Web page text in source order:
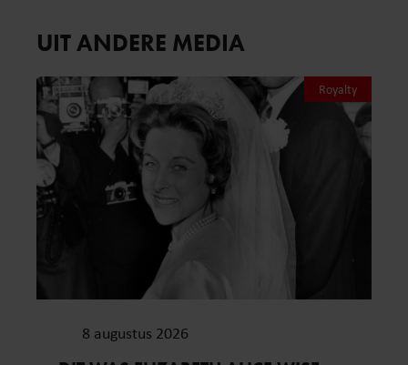
UIT ANDERE MEDIA
Royalty
8 augustus 2026